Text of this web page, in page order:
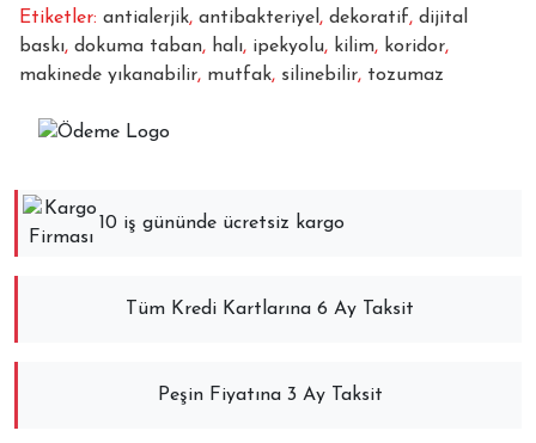
Etiketler: antialerjik, antibakteriyel , dekoratif, dijital
baskı, dokuma taban, halı, ipekyolu, kilim, koridor,
makinede yıkanabilir, mutfak, silinebilir, tozumaz
10 iş gününde ücretsiz kargo
Tüm Kredi Kartlarına 6 Ay Taksit
Peşin Fiyatına 3 Ay Taksit